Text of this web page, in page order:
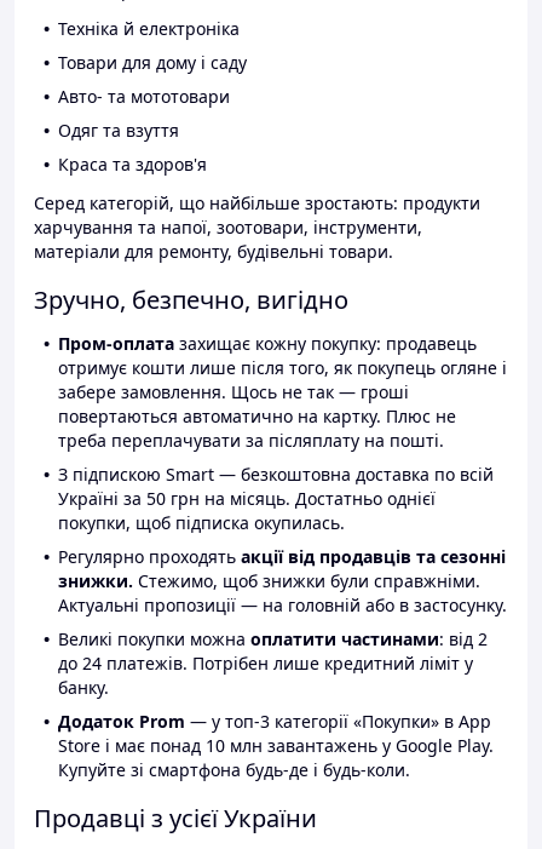
Техніка й електроніка
Товари для дому і саду
Авто- та мототовари
Одяг та взуття
Краса та здоров'я
Серед категорій, що найбільше зростають: продукти
харчування та напої, зоотовари, інструменти,
матеріали для ремонту, будівельні товари.
Зручно, безпечно, вигідно
Пром-оплата захищає кожну покупку: продавець
отримує кошти лише після того, як покупець огляне і
забере замовлення. Щось не так — гроші
повертаються автоматично на картку. Плюс не
треба переплачувати за післяплату на пошті.
З підпискою Smart — безкоштовна доставка по всій
Україні за 50 грн на місяць. Достатньо однієї
покупки, щоб підписка окупилась.
Регулярно проходять акції від продавців та сезонні
знижки. Стежимо, щоб знижки були справжніми.
Актуальні пропозиції — на головній або в застосунку.
Великі покупки можна оплатити частинами: від 2
до 24 платежів. Потрібен лише кредитний ліміт у
банку.
Додаток Prom — у топ-3 категорії «Покупки» в App
Store і має понад 10 млн завантажень у Google Play.
Купуйте зі смартфона будь-де і будь-коли.
Продавці з усієї України